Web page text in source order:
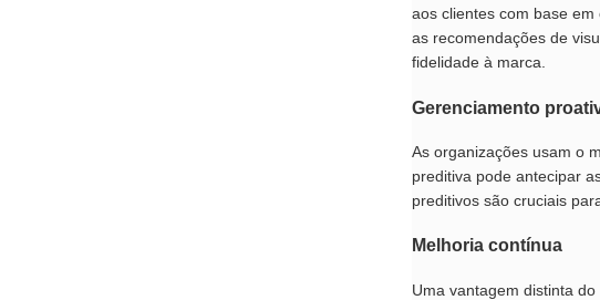
aos clientes com base
as recomendações de
fidelidade à marca.
Gerenciamento
As organizações usam o
preditiva pode antecipar
preditivos são cruciais
Melhoria contínua
Uma vantagem distinta